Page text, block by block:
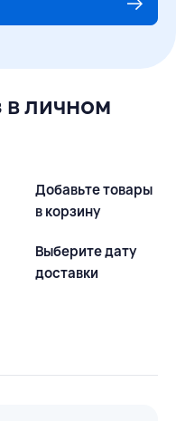
в личном
Добавьте товары
в корзину
Выберите дату
доставки